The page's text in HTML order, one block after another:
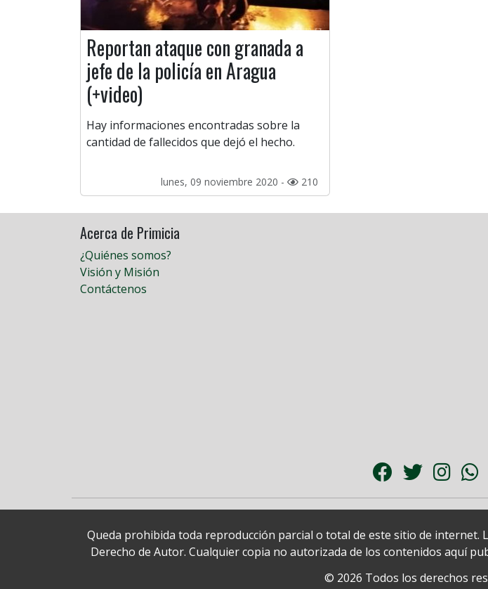
Reportan ataque con granada a
jefe de la policía en Aragua
(+video)
Hay informaciones encontradas sobre la
cantidad de fallecidos que dejó el hecho.
lunes, 09 noviembre 2020 - 210
Acerca de Primicia
¿Quiénes somos?
Visión y Misión
Contáctenos
Queda prohibida toda reproducción parcial o total de este sitio de
Derecho de Autor. Cualquier copia no autorizada de los contenidos aquí
© 2026 Todos los derechos